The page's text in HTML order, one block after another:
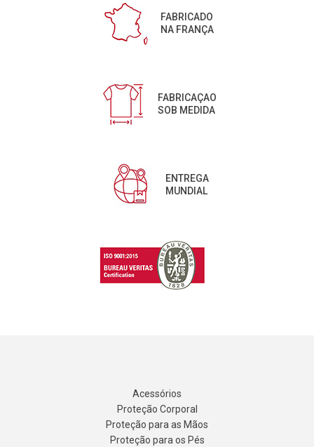
FABRICADO
NA FRANÇA
FABRICAÇAO
SOB MEDIDA
ENTREGA
MUNDIAL
Acessórios